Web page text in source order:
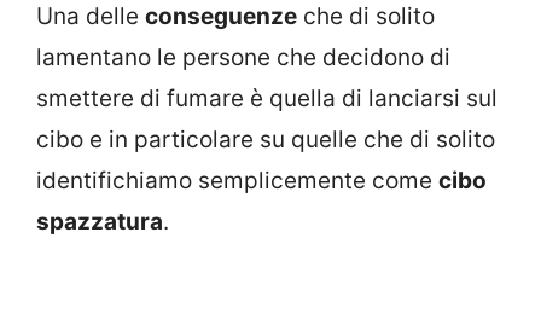
Una delle conseguenze che di solito
lamentano le persone che decidono di
smettere di fumare è quella di lanciarsi sul
cibo e in particolare su quelle che di solito
identifichiamo semplicemente come cibo
spazzatura.